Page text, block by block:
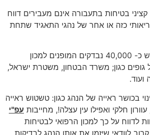
בטיחות בתעבורה אינם מעבירים דווח
כזה או אחר של נהגי התאגיד שתחת
לשם השוואה, כיום יש כ- 40,000 נבדקים המופנים למכון
גופים כגון; משרד הבטחון, משטרת ישראל,
בכושר ראייה של הנהג כגון: טשטוש ראייה
חלקי ואפילו עין עצלה!, מחייבות עפ"י
לדווח על כך למכון הרפואי לבטיחות
לוודאי שיזמן את אותו הנהג לבדיקות